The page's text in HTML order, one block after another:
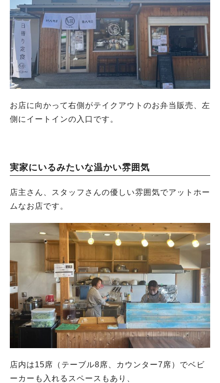
お店に向かって右側がテイクアウトのお弁当販売、 左
側にイートインの入口です。
実家にいるみたいな温かい雰囲気
店主さん、スタッフさんの優しい雰囲気でアットホー
ムなお店です。
店内は15席（テーブル8席、カウンター7席）でベビ
ーカーも入れるスペースもあり、